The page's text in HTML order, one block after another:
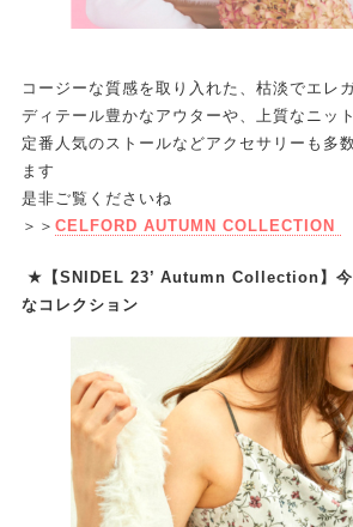
コージーな質感を取り入れた、枯淡でエレ
ディテール豊かなアウターや、上質なニッ
定番人気のストールなどアクセサリーも多
ます
是非ご覧くださいね
＞＞ CELFORD AUTUMN COLLECTION
★【SNIDEL 23’ Autumn Collection】今
なコレクション